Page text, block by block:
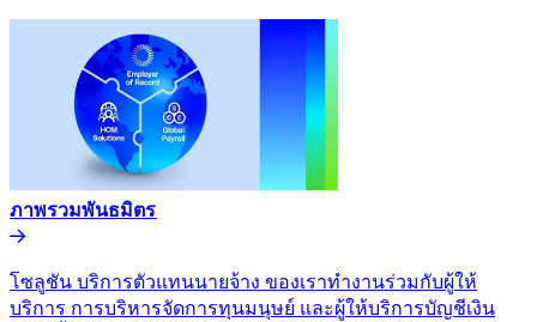
ภาพรวมพันธมิตร​​
โซลูชัน บริการตัวแทนนายจ้าง ของเราทำงานร่วมกับผู้ให้
บริการ การบริหารจัดการทุนมนุษย์ และผู้ให้บริการบัญชีเงิน